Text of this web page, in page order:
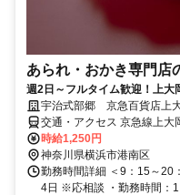
あられ・おかき専門店
週2日～フルタイム歓迎！上大
宇治式部郷 京急百貨店上
交通・アクセス 京急線上大
時給1,250円
神奈川県横浜市港南区
勤務時間詳細 ＜9：15～20
4日 ※応相談 ・勤務時間：